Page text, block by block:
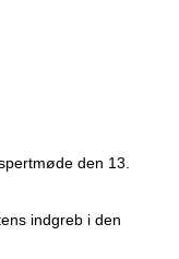
den 13.
indgreb i den